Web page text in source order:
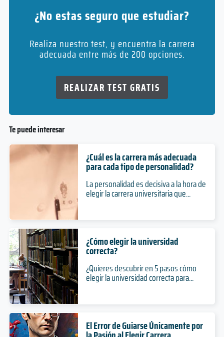
¿No estas seguro que estudiar?
Realiza nuestro test, y encuentra la carrera
adecuada entre más de 200 opciones.
REALIZAR TEST GRATIS
Te puede interesar
¿Cuál es la carrera más adecuada
para cada tipo de personalidad?
La personalidad es decisiva a la hora de
elegir la carrera universitaria que...
¿Cómo elegir la universidad
correcta?
¿Quieres descubrir en 5 pasos cómo
elegir la universidad correcta para...
El Error de Guiarse Únicamente por